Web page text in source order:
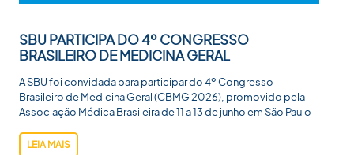
SBU PARTICIPA DO 4º CONGRESSO
BRASILEIRO DE MEDICINA GERAL
A SBU foi convidada para participar do 4º Congresso
Brasileiro de Medicina Geral (CBMG 2026), promovido pela
Associação Médica Brasileira de 11 a 13 de junho em São Paulo
LEIA MAIS